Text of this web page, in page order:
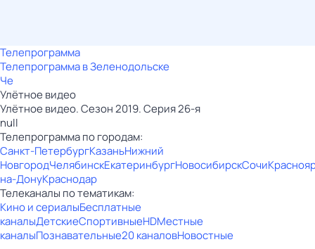
Телепрограмма
Телепрограмма в Зеленодольске
Че
Улётное видео
Улётное видео. Сезон 2019. Серия 26-я
null
Телепрограмма по городам:
Санкт-ПетербургКазаньНижний
НовгородЧелябинскЕкатеринбургНовосибирскСочи
на-ДонуКраснодар
Телеканалы по тематикам:
Кино и сериалыБесплатные
каналыДетскиеСпортивныеHDМестные
каналыПознавательные20 каналовНовостные